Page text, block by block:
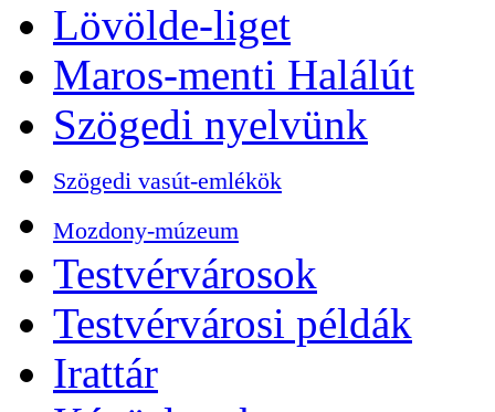
Lövölde-liget
Maros-menti Halálút
Szögedi nyelvünk
Szögedi vasút-emlékök
Mozdony-múzeum
Testvérvárosok
Testvérvárosi példák
Irattár